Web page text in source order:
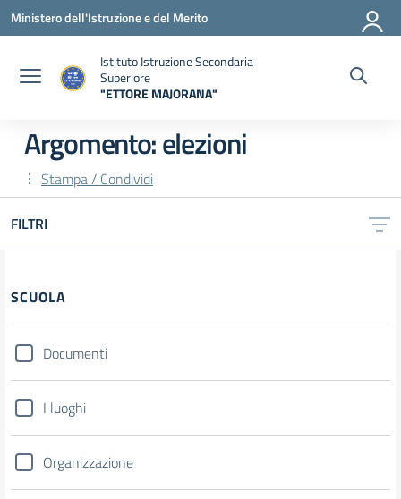
Vai ai contenuti
Vai al menu di navigazione
Vai al footer
Ministero dell'Istruzione e del Merito
Istituto Istruzione Secondaria
Superiore
"ETTORE MAJORANA"
Argomento: elezioni
Stampa / Condividi
FILTRI
Filtri
SCUOLA
Documenti
I luoghi
Organizzazione